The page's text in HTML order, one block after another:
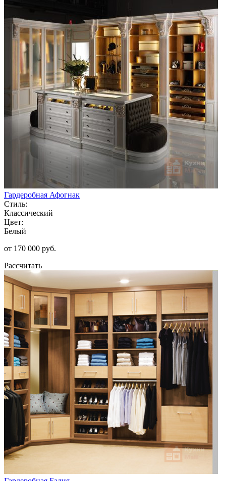
Гардеробная Афогнак
Стиль:
Классический
Цвет:
Белый
от 170 000 руб.
Рассчитать